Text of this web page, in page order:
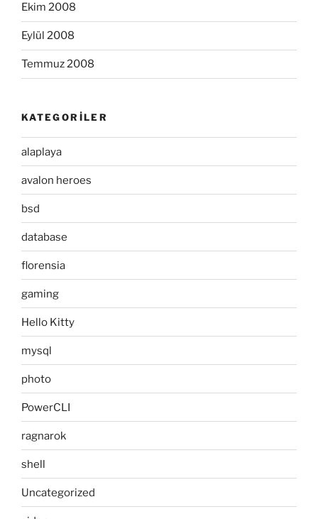
Ekim 2008
Eylül 2008
Temmuz 2008
KATEGORILER
alaplaya
avalon heroes
bsd
database
florensia
gaming
Hello Kitty
mysql
photo
PowerCLI
ragnarok
shell
Uncategorized